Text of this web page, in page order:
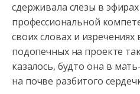
сдерживала слезы в
профессиональной
своих словах и
подопечных на проекте
казалось, будто она в
на почве разбитого